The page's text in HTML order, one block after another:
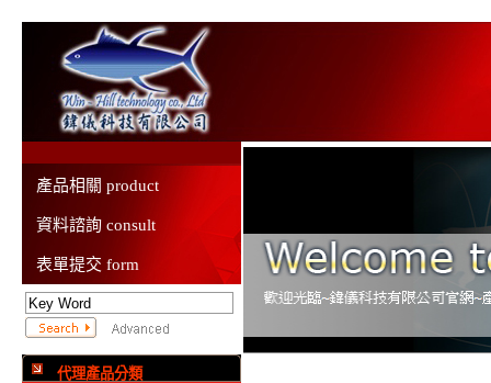
產品相關 product
資料諮詢 consult
表單提交 form
代理產品分類